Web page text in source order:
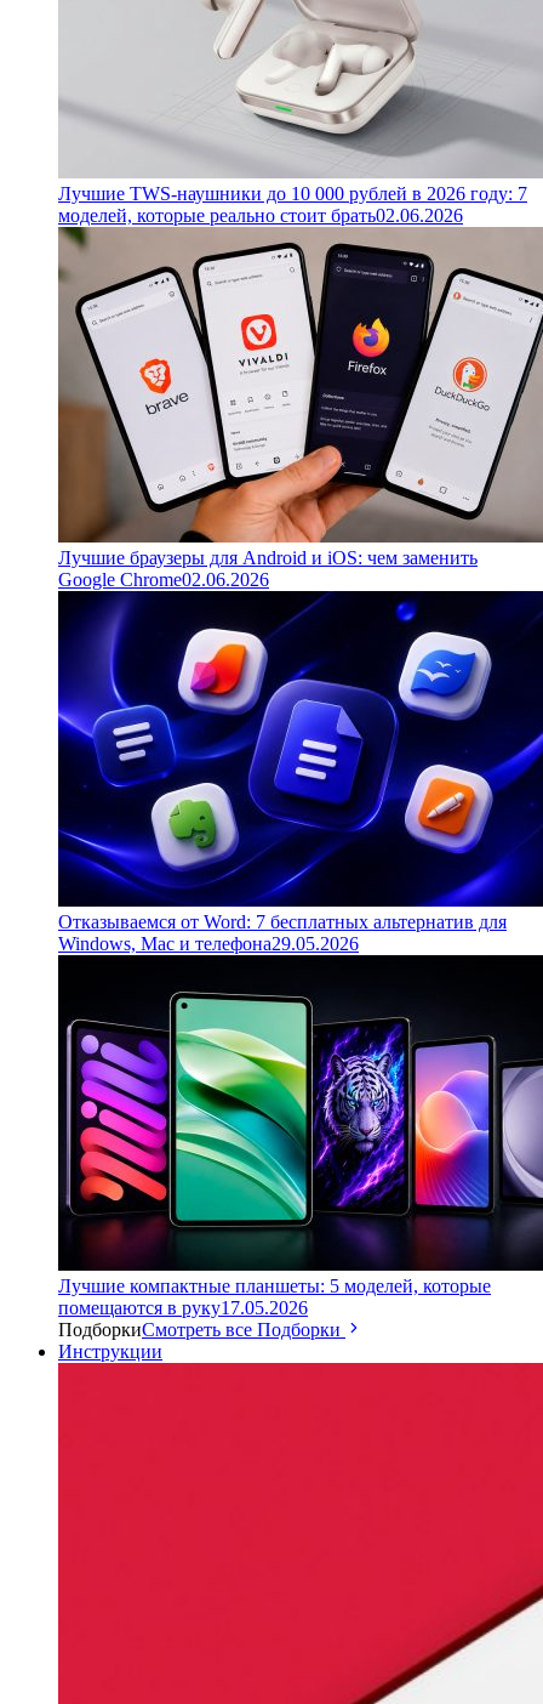
Лучшие TWS-наушники до 10 000 рублей в 2026 году: 7
моделей, которые реально стоит брать02.06.2026
Лучшие браузеры для Android и iOS: чем заменить
Google Chrome02.06.2026
Отказываемся от Word: 7 бесплатных альтернатив для
Windows, Mac и телефона29.05.2026
Лучшие компактные планшеты: 5 моделей, которые
помещаются в руку17.05.2026
ПодборкиСмотреть все Подборки
Инструкции